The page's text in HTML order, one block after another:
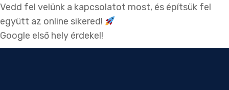
Vedd fel velünk a kapcsolatot most, és építsük fel
együtt az online sikered!
Google első hely érdekel!